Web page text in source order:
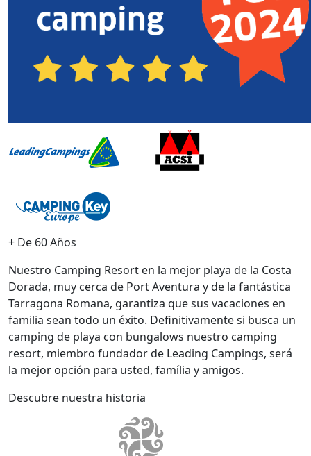
+ De 60 Años
Nuestro Camping Resort en la mejor playa de la Costa
Dorada, muy cerca de Port Aventura y de la fantástica
Tarragona Romana, garantiza que sus vacaciones en
familia sean todo un éxito. Definitivamente si busca un
camping de playa con bungalows nuestro camping
resort, miembro fundador de Leading Campings, será
la mejor opción para usted, família y amigos.
Descubre nuestra historia